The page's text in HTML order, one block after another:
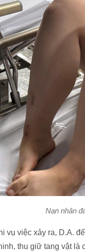
Nạn nhân
vụ việc xảy ra, D.A.
thu giữ tang vật